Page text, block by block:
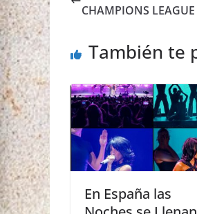
CHAMPIONS LEAGUE
También te
En España las